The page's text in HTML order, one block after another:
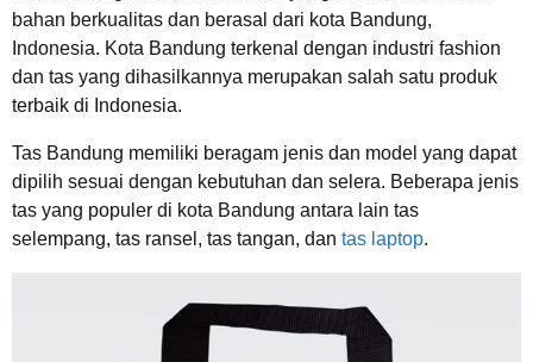
bahan berkualitas dan berasal dari kota Bandung,
Indonesia. Kota Bandung terkenal dengan industri fashion
dan tas yang dihasilkannya merupakan salah satu produk
terbaik di Indonesia.
Tas Bandung memiliki beragam jenis dan model yang dapat
dipilih sesuai dengan kebutuhan dan selera. Beberapa jenis
tas yang populer di kota Bandung antara lain tas
selempang, tas ransel, tas tangan, dan tas laptop.